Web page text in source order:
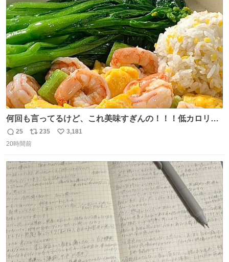
ト
数
数
何回も言ってるけど、これ美味すぎんの！！！低カロリー
で満足感エグいから一生食べてる😭
返
信
25
リ
ポ
ト
数
235
い
数
3,181
20時間前